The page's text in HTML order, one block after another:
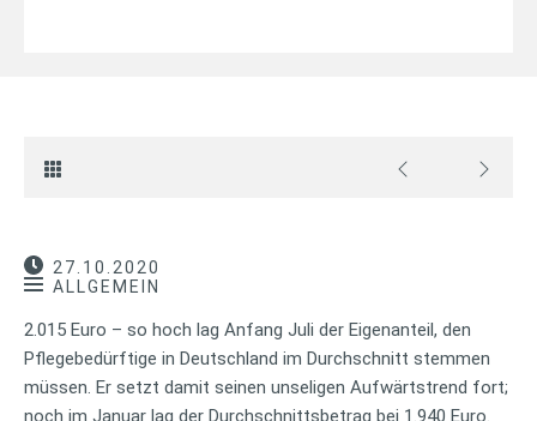
27.10.2020
ALLGEMEIN
2.015 Euro – so hoch lag Anfang Juli der Eigenanteil, den
Pflegebedürftige in Deutschland im Durchschnitt stemmen
müssen. Er setzt damit seinen unseligen Aufwärtstrend fort;
noch im Januar lag der Durchschnittsbetrag bei 1.940 Euro.